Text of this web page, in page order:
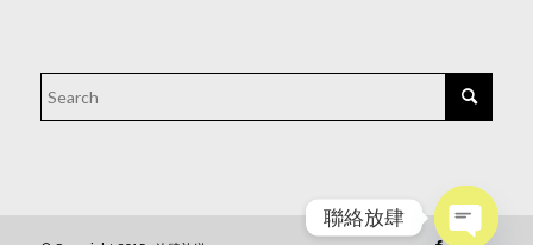
聯絡放肆
Open